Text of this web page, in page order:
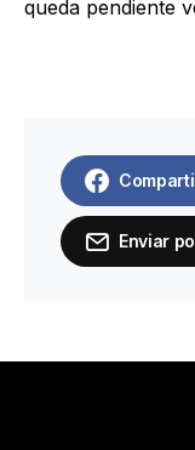
queda pendiente
Enviar